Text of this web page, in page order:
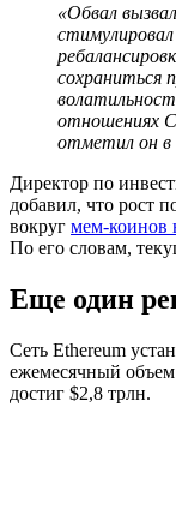
«Обвал
сохраниться
отношениях
отметил он в
Директор по
добавил, что рост
вокруг мем-коинов
По его словам,
Еще один
Сеть Ethereum
ежемесячный
достиг $2,8 трлн.